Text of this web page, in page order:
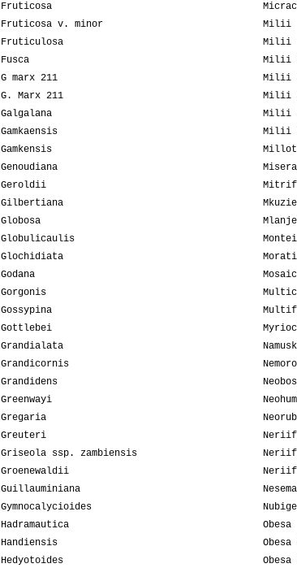
Fruticosa
Fruticosa v. minor
Fruticulosa
Fusca
G marx 211
G. Marx 211
Galgalana
Gamkaensis
Gamkensis
Genoudiana
Geroldii
Gilbertiana
Globosa
Globulicaulis
Glochidiata
Godana
Gorgonis
Gossypina
Gottlebei
Grandialata
Grandicornis
Grandidens
Greenwayi
Gregaria
Greuteri
Griseola ssp. zambiensis
Groenewaldii
Guillauminiana
Gymnocalycioides
Hadramautica
Handiensis
Hedyotoides
Milii
Milii
Milii
Milii
Milii
Milii
Milii
Misera
Obesa